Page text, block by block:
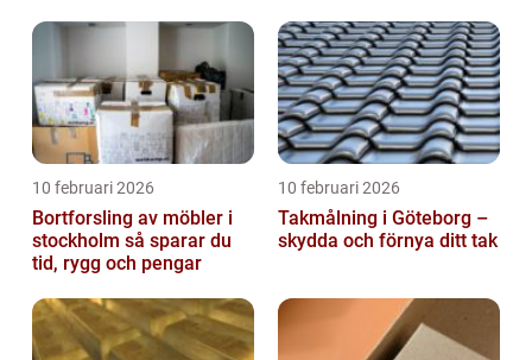
10 februari 2026
Bortforsling av möbler i
stockholm så sparar du
tid, rygg och pengar
10 februari 2026
Takmålning i Göteborg –
skydda och förnya ditt tak